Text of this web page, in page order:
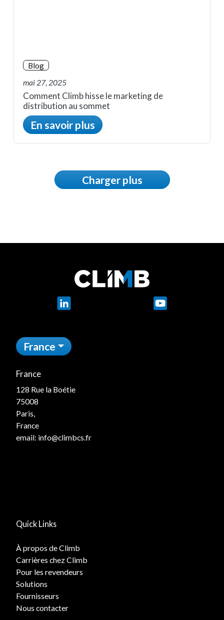
Blog
mai 27, 2025
Comment Climb hisse le marketing de
distribution au sommet
En savoir plus
Charger plus
France
France
128 Rue la Boétie
75008
Paris,
France
email: info@climbcs.fr
Quick Links
À propos de Climb
Carrières chez Climb
Pour les revendeurs
Solutions
Fournisseurs
Nous contacter